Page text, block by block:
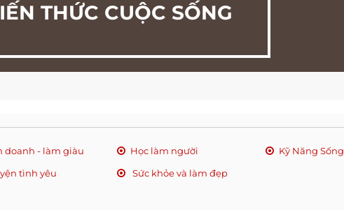
THỨC CUỘC SỐNG
doanh - làm giàu Học làm người Kỹ Năng Sống
tình yêu Sức khỏe và làm đẹp